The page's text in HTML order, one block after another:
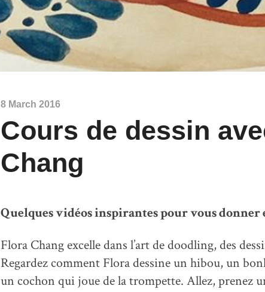
8 March 2016
Cours de dessin
Chang
Quelques vidéos inspirantes pour vous donner
Flora Chang excelle dans l’art de doodling, des
Regardez comment Flora dessine un hibou, un
un cochon qui joue de la trompette. Allez, prenez